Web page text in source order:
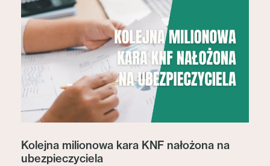
Kolejna milionowa kara KNF nałożona na
ubezpieczyciela